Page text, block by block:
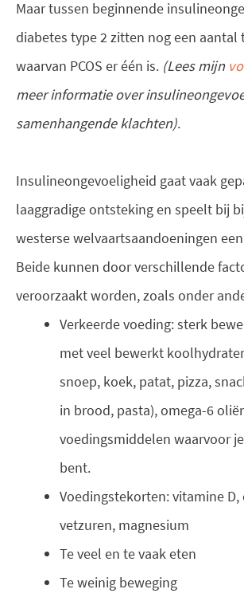
Maar tussen beginnende
diabetes type 2 zitten nog een aantal
waarvan PCOS er één is. (Lees mijn
meer informatie over
samenhangende klachten).
Insulineongevoeligheid gaat vaak
laaggradige ontsteking en speelt bij
westerse welvaartsaandoeningen
Beide kunnen door verschillende
veroorzaakt worden, zoals onder
Verkeerde voeding: sterk
met veel bewerkt
snoep, koek, patat, pizza,
in brood, pasta), omega-6
voedingsmiddelen waarvoor
bent.
Voedingstekorten: vitamine D,
vetzuren, magnesium
Te veel en te vaak eten
Te weinig beweging